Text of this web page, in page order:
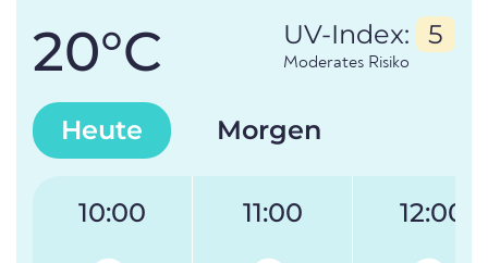
20°C UV-Index: 5
Moderates Risiko
Heute Morgen
10:00 11:00 12:00